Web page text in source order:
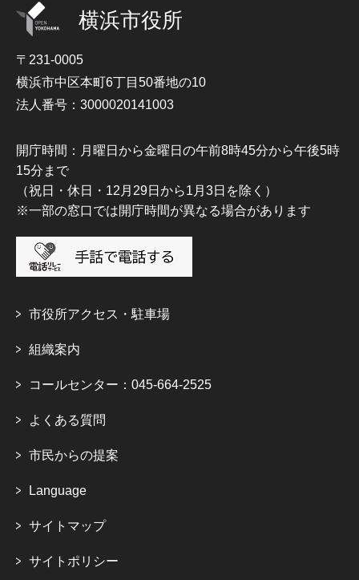
横浜市役所
〒231-0005
横浜市中区本町6丁目50番地の10
法人番号：3000020141003
開庁時間：月曜日から金曜日の午前8時45分から午後5時
15分まで
（祝日・休日・12月29日から1月3日を除く）
※一部の窓口では開庁時間が異なる場合があります
市役所アクセス・駐車場
組織案内
コールセンター：045-664-2525
よくある質問
市民からの提案
Language
サイトマップ
サイトポリシー